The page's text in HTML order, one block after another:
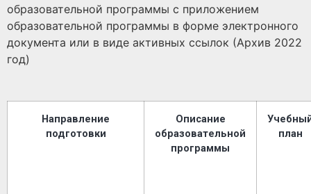
образовательной программы с приложением
образовательной программы в форме электронного
документа или в виде активных ссылок (Архив 2022
год)
Направление
подготовки
Описание
образовательной
программы
план